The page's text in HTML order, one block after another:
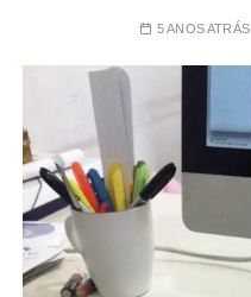
5 ANOS ATRÁS